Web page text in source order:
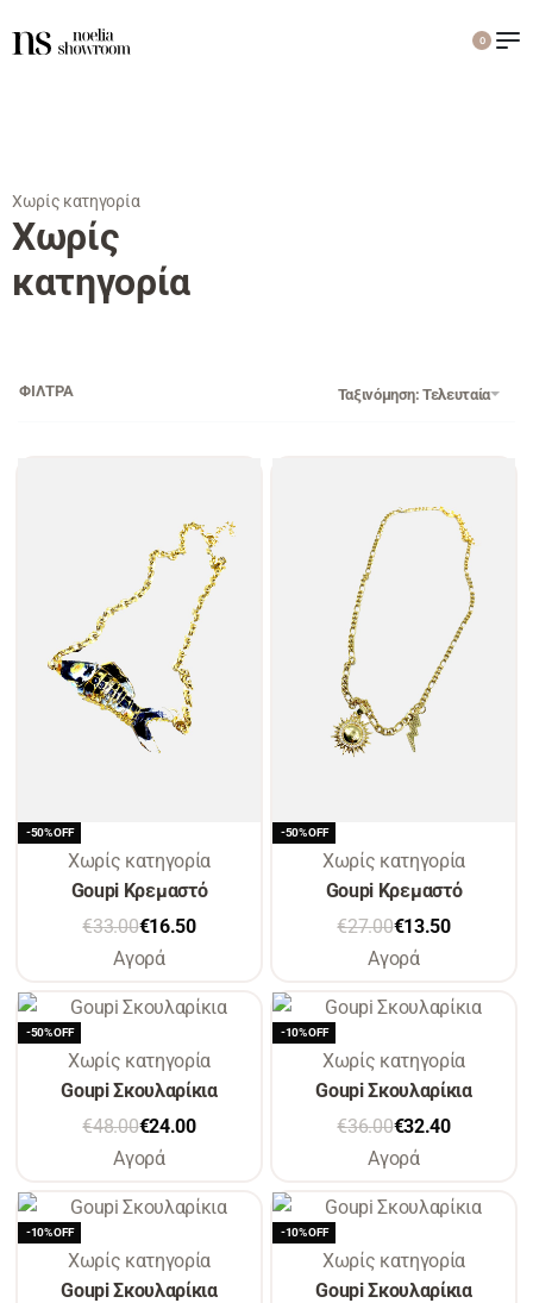
0
Χωρίς κατηγορία
Χωρίς
κατηγορία
Ταξινόμηση: Τελευταία
ΦΙΛΤΡΑ
-50% OFF
Χωρίς κατηγορία
Goupi Κρεμαστό
€33.00€16.50
Αγορά
-50% OFF
Χωρίς κατηγορία
Goupi Κρεμαστό
€27.00€13.50
Αγορά
-50% OFF
Χωρίς κατηγορία
Goupi Σκουλαρίκια
€48.00€24.00
Αγορά
-10% OFF
Χωρίς κατηγορία
Goupi Σκουλαρίκια
€36.00€32.40
Αγορά
-10% OFF
Χωρίς κατηγορία
Goupi Σκουλαρίκια
-10% OFF
Χωρίς κατηγορία
Goupi Σκουλαρίκια